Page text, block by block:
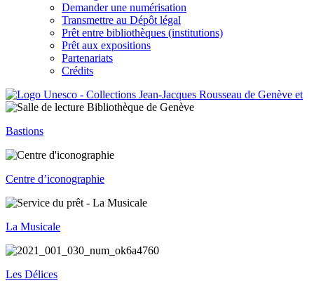
Demander une numérisation
Transmettre au Dépôt légal
Prêt entre bibliothèques (institutions)
Prêt aux expositions
Partenariats
Crédits
Bastions
Centre d’iconographie
La Musicale
Les Délices